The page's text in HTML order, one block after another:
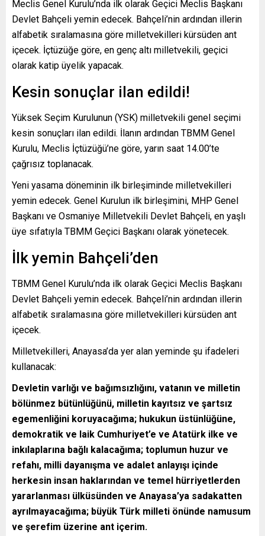
Meclis Genel Kurulu’nda ilk olarak Geçici Meclis Başkanı
Devlet Bahçeli yemin edecek. Bahçeli’nin ardından illerin
alfabetik sıralamasına göre milletvekilleri kürsüden ant
içecek. İçtüzüğe göre, en genç altı milletvekili, geçici
olarak katip üyelik yapacak.
Kesin sonuçlar ilan edildi!
Yüksek Seçim Kurulunun (YSK) milletvekili genel seçimi
kesin sonuçları ilan edildi. İlanın ardından TBMM Genel
Kurulu, Meclis İçtüzüğü’ne göre, yarın saat 14.00’te
çağrısız toplanacak.
Yeni yasama döneminin ilk birleşiminde milletvekilleri
yemin edecek. Genel Kurulun ilk birleşimini, MHP Genel
Başkanı ve Osmaniye Milletvekili Devlet Bahçeli, en yaşlı
üye sıfatıyla TBMM Geçici Başkanı olarak yönetecek.
İlk yemin Bahçeli’den
TBMM Genel Kurulu’nda ilk olarak Geçici Meclis Başkanı
Devlet Bahçeli yemin edecek. Bahçeli’nin ardından illerin
alfabetik sıralamasına göre milletvekilleri kürsüden ant
içecek.
Milletvekilleri, Anayasa’da yer alan yeminde şu ifadeleri
kullanacak:
Devletin varlığı ve bağımsızlığını, vatanın ve milletin
bölünmez bütünlüğünü, milletin kayıtsız ve şartsız
egemenliğini koruyacağıma; hukukun üstünlüğüne,
demokratik ve laik Cumhuriyet’e ve Atatürk ilke ve
inkılaplarına bağlı kalacağıma; toplumun huzur ve
refahı, milli dayanışma ve adalet anlayışı içinde
herkesin insan haklarından ve temel hürriyetlerden
yararlanması ülküsünden ve Anayasa’ya sadakatten
ayrılmayacağıma; büyük Türk milleti önünde namusum
ve şerefim üzerine ant içerim.